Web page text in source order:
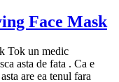
Face Mask
Tok un medic
asta de fata . Ca e
are ea tenul fara